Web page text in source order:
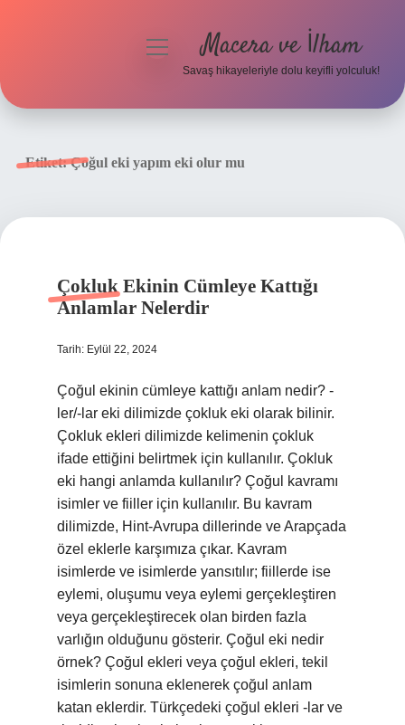
menüyüMacera ve İlham
Savaş hikayeleriyle dolu keyifli yolculuk!
Etiket:Çoğul eki yapım eki olur mu
Çokluk Ekinin Cümleye Kattığı
Anlamlar Nelerdir
Tarih: Eylül 22, 2024
Çoğul ekinin cümleye kattığı anlam nedir? -
ler/-lar eki dilimizde çokluk eki olarak bilinir.
Çokluk ekleri dilimizde kelimenin çokluk
ifade ettiğini belirtmek için kullanılır. Çokluk
eki hangi anlamda kullanılır? Çoğul kavramı
isimler ve fiiller için kullanılır. Bu kavram
dilimizde, Hint-Avrupa dillerinde ve Arapçada
özel eklerle karşımıza çıkar. Kavram
isimlerde ve isimlerde yansıtılır; fiillerde ise
eylemi, oluşumu veya eylemi gerçekleştiren
veya gerçekleştirecek olan birden fazla
varlığın olduğunu gösterir. Çoğul eki nedir
örnek? Çoğul ekleri veya çoğul ekleri, tekil
isimlerin sonuna eklenerek çoğul anlam
katan eklerdir. Türkçedeki çoğul ekleri -lar ve